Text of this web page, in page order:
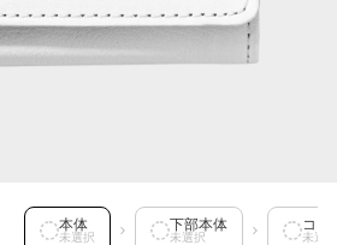
本体
未選択
下部本体
未選択
コイ
未選択